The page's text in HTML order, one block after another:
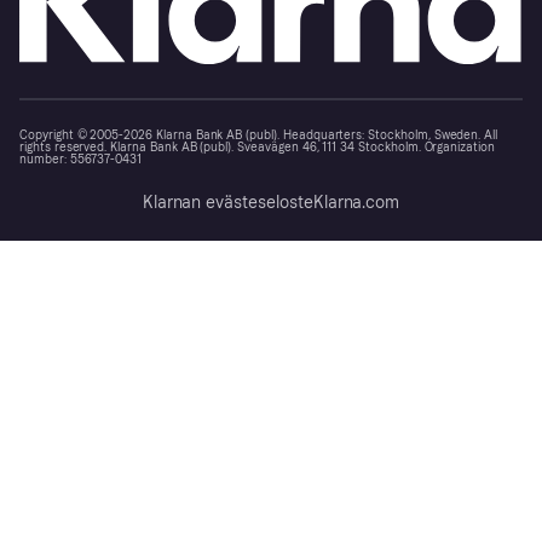
Copyright © 2005-2026 Klarna Bank AB (publ). Headquarters: Stockholm, Sweden. All
rights reserved. Klarna Bank AB (publ). Sveavägen 46, 111 34 Stockholm. Organization
number: 556737-0431
Klarnan evästeselosteKlarna.com